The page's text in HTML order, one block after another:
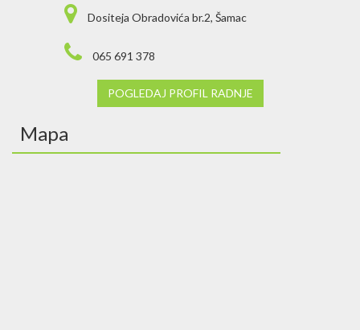
Dositeja Obradovića br.2, Šamac
065 691 378
POGLEDAJ PROFIL RADNJE
Mapa